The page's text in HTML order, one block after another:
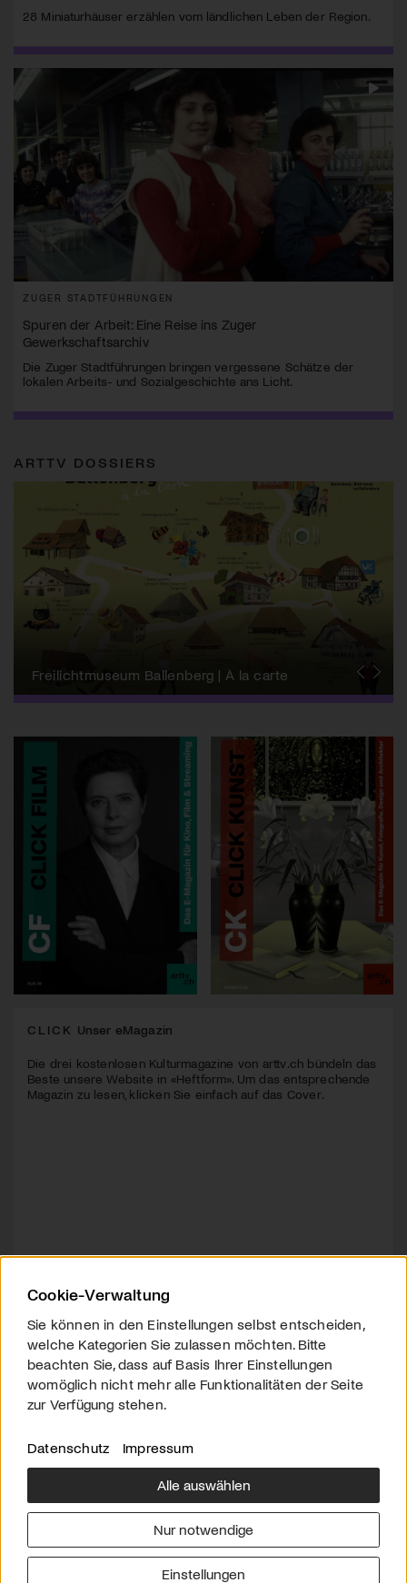
28 Miniaturhäuser erzählen vom ländlichen Leben der Region.
ZUGER STADTFÜHRUNGEN
Spuren der Arbeit: Eine Reise ins Zuger
Gewerkschaftsarchiv
Die Zuger Stadtführungen bringen vergessene Schätze der
lokalen Arbeits- und Sozialgeschichte ans Licht.
ARTTV DOSSIERS
+ Ästhetik
Freilichtmuseum Ballenberg | À la carte
Kulturlandsgemeinde
Forum Schweizer Geschichte Schwyz
CLICK Unser eMagazin
Die drei kostenlosen Kulturmagazine von arttv.ch bündeln das
Beste unsere Website in «Heftform». Um das entsprechende
Magazin zu lesen, klicken Sie einfach auf das Cover.
Über uns
Downloads
Werben
Impressum
Cookie-Verwaltung
Sie können in den Einstellungen selbst entscheiden,
welche Kategorien Sie zulassen möchten. Bitte
beachten Sie, dass auf Basis Ihrer Einstellungen
womöglich nicht mehr alle Funktionalitäten der Seite
zur Verfügung stehen.
Datenschutz Impressum
Alle auswählen
Nur notwendige
Einstellungen